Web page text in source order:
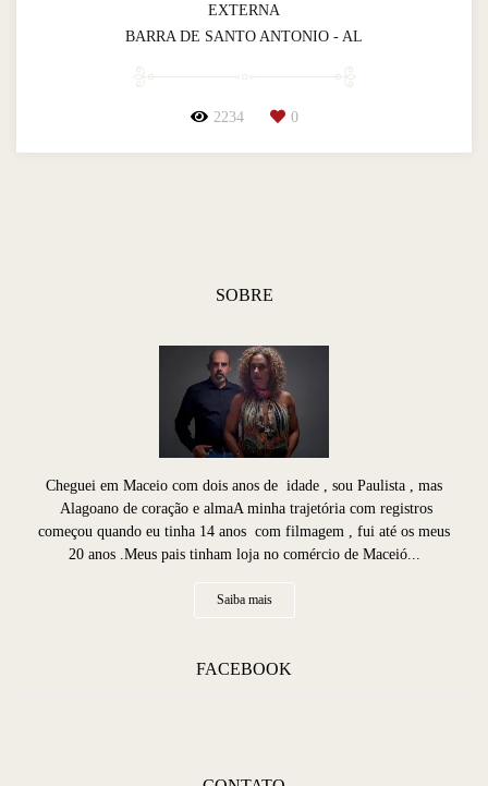
EXTERNA
BARRA DE SANTO ANTONIO - AL
2234 0
SOBRE
Cheguei em Maceio com dois anos de idade , sou Paulista , mas
Alagoano de coração e almaA minha trajetória com registros
começou quando eu tinha 14 anos com filmagem , fui até os meus
20 anos .Meus pais tinham loja no comércio de Maceió...
Saiba mais
FACEBOOK